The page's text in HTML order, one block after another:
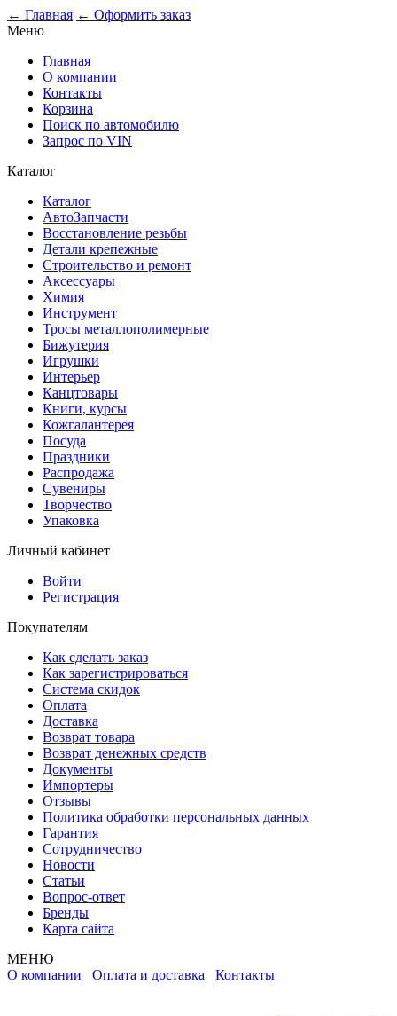
← Главная ← Оформить заказ
Меню
Главная
О компании
Контакты
Корзина
Поиск по автомобилю
Запрос по VIN
Каталог
Каталог
АвтоЗапчасти
Восстановление резьбы
Детали крепежные
Строительство и ремонт
Аксессуары
Химия
Инструмент
Тросы металлополимерные
Бижутерия
Игрушки
Интерьер
Канцтовары
Книги, курсы
Кожгалантерея
Посуда
Праздники
Распродажа
Сувениры
Творчество
Упаковка
Личный кабинет
Войти
Регистрация
Покупателям
Как сделать заказ
Как зарегистрироваться
Система скидок
Оплата
Доставка
Возврат товара
Возврат денежных средств
Документы
Импортеры
Отзывы
Политика обработки персональных данных
Гарантия
Сотрудничество
Новости
Статьи
Вопрос-ответ
Бренды
Карта сайта
МЕНЮ
О компании Оплата и доставка Контакты